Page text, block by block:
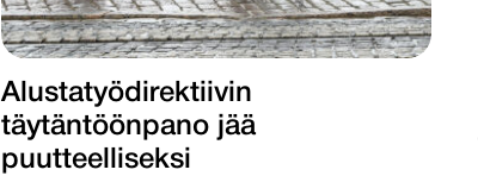
Alustatyödirektiivin
täytäntöönpano jää
puutteelliseksi